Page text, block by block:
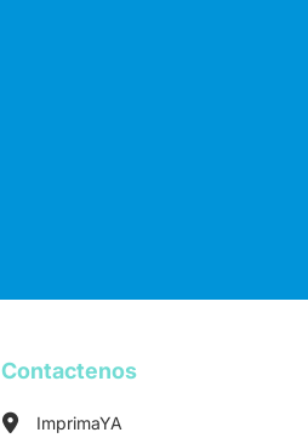
Contactenos
ImprimaYA